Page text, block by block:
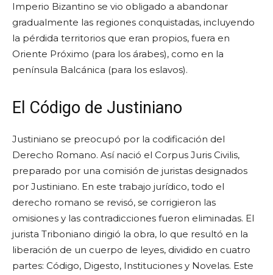
Imperio Bizantino se vio obligado a abandonar
gradualmente las regiones conquistadas, incluyendo
la pérdida territorios que eran propios, fuera en
Oriente Próximo (para los árabes), como en la
península Balcánica (para los eslavos).
El Código de Justiniano
Justiniano se preocupó por la codificación del
Derecho Romano. Así nació el Corpus Juris Civilis,
preparado por una comisión de juristas designados
por Justiniano. En este trabajo jurídico, todo el
derecho romano se revisó, se corrigieron las
omisiones y las contradicciones fueron eliminadas. El
jurista Triboniano dirigió la obra, lo que resultó en la
liberación de un cuerpo de leyes, dividido en cuatro
partes: Código, Digesto, Instituciones y Novelas. Este